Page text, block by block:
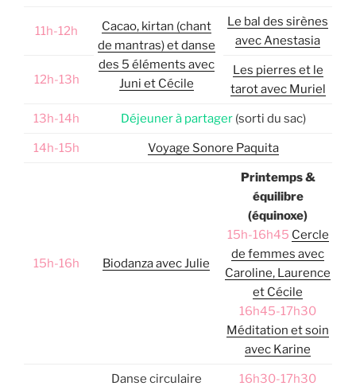
11h-12h
Cacao, kirtan (chant
de mantras) et danse
des 5 éléments avec
Juni et Cécile
Le bal des sirènes
avec Anestasia
12h-13h
Les pierres et le
tarot avec Muriel
13h-14h Déjeuner à partager (sorti du sac)
14h-15h Voyage Sonore Paquita
15h-16h Biodanza avec Julie
Printemps &
équilibre
(équinoxe)
15h-16h45 Cercle
de femmes avec
Caroline, Laurence
et Cécile
16h45-17h30
Méditation et soin
avec Karine
Danse circulaire 16h30-17h30